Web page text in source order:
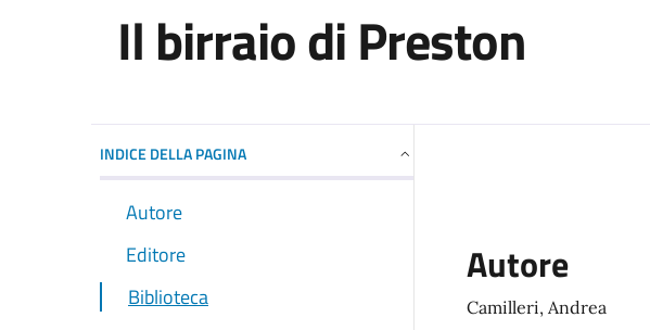
Il birraio di Preston
INDICE DELLA PAGINA
Autore
Editore
Biblioteca
Autore
Camilleri, Andrea